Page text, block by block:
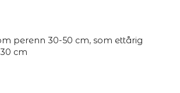
perenn 30-50 cm, som ettårig
cm